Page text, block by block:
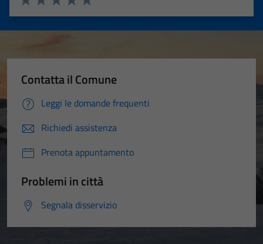
Valuta 5 stelle su 5
Valuta 4 stelle su 5
Valuta 3 stelle su 5
Valuta 2 stelle su 5
Valuta 1 stelle su 5
Contatta il Comune
Leggi le domande frequenti
Richiedi assistenza
Prenota appuntamento
Problemi in città
Segnala disservizio